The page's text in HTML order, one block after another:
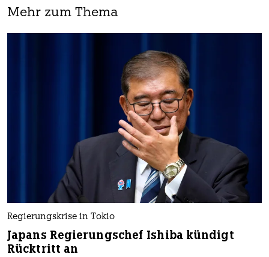
Mehr zum Thema
Regierungskrise in Tokio
Japans Regierungschef Ishiba kündigt
Rücktritt an